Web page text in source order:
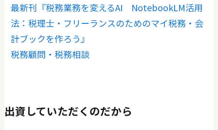
最新刊『税務業務を変えるAI NotebookLM活用
法：税理士・フリーランスのためのマイ税務・会
計ブックを作ろう』
税務顧問・税務相談
出資していただくのだから